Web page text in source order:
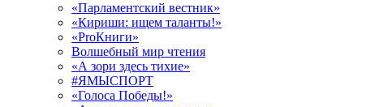
«Парламентский вестник»
«Кириши: ищем таланты!»
«ProКниги»
Волшебный мир чтения
«А зори здесь тихие»
#ЯМЫСПОРТ
«Голоса Победы!»